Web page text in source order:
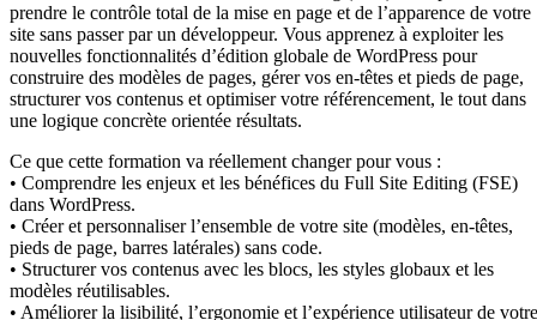
prendre le contrôle total de la mise en page et de l’apparence de votre
site sans passer par un développeur. Vous apprenez à exploiter les
nouvelles fonctionnalités d’édition globale de WordPress pour
construire des modèles de pages, gérer vos en-têtes et pieds de page,
structurer vos contenus et optimiser votre référencement, le tout dans
une logique concrète orientée résultats.
Ce que cette formation va réellement changer pour vous :
• Comprendre les enjeux et les bénéfices du Full Site Editing (FSE)
dans WordPress.
• Créer et personnaliser l’ensemble de votre site (modèles, en-têtes,
pieds de page, barres latérales) sans code.
• Structurer vos contenus avec les blocs, les styles globaux et les
modèles réutilisables.
• Améliorer la lisibilité, l’ergonomie et l’expérience utilisateur de votre